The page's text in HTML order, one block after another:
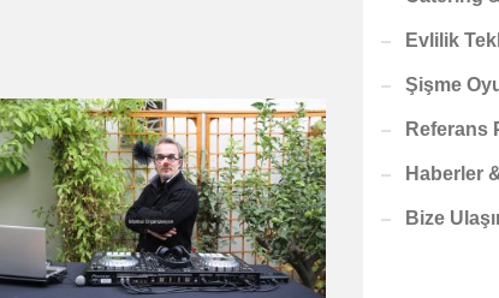
Evlilik
Şişme
Referans
Haberler
Bize